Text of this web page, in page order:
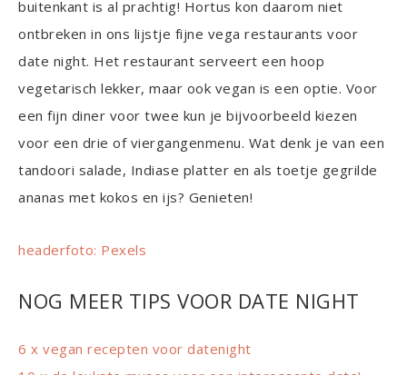
buitenkant is al prachtig! Hortus kon daarom niet
ontbreken in ons lijstje fijne vega restaurants voor
date night. Het restaurant serveert een hoop
vegetarisch lekker, maar ook vegan is een optie. Voor
een fijn diner voor twee kun je bijvoorbeeld kiezen
voor een drie of viergangenmenu. Wat denk je van een
tandoori salade, Indiase platter en als toetje gegrilde
ananas met kokos en ijs? Genieten!
headerfoto: Pexels
NOG MEER TIPS VOOR DATE NIGHT
6 x vegan recepten voor datenight